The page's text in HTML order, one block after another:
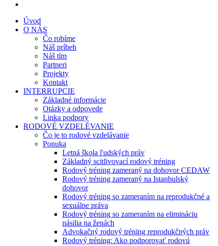
Úvod
O NÁS
Čo robíme
Náš príbeh
Náš tím
Partneri
Projekty
Kontakt
INTERRUPCIE
Základné informácie
Otázky a odpovede
Linka podpory
RODOVÉ VZDELÉVANIE
Čo je to rodové vzdelávanie
Ponuka
Letná škola ľudských práv
Základný scitlivovací rodový tréning
Rodový tréning zameraný na dohovor CEDAW
Rodový tréning zameraný na Istanbulský
dohovor
Rodový tréning so zameraním na reprodukčné a
sexuálne práva
Rodový tréning so zameraním na elimináciu
násilia na ženách
Advokačný rodový tréning reprodukčných práv
Rodový tréning: Ako podporovať rodovú